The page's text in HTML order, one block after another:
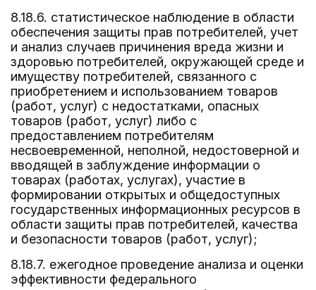
8.18.6. статистическое наблюдение в области
обеспечения защиты прав потребителей, учет
и анализ случаев причинения вреда жизни и
здоровью потребителей, окружающей среде и
имуществу потребителей, связанного с
приобретением и использованием товаров
(работ, услуг) с недостатками, опасных
товаров (работ, услуг) либо с
предоставлением потребителям
несвоевременной, неполной, недостоверной и
вводящей в заблуждение информации о
товарах (работах, услугах), участие в
формировании открытых и общедоступных
государственных информационных ресурсов в
области защиты прав потребителей, качества
и безопасности товаров (работ, услуг);
8.18.7. ежегодное проведение анализа и оценки
эффективности федерального